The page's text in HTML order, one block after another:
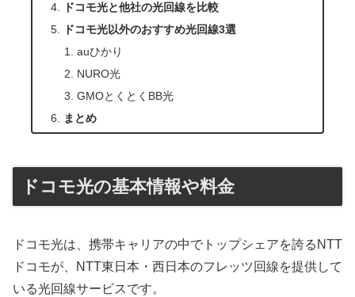
ドコモ光と他社の光回線を比較
ドコモ光以外のおすすめ光回線3選
auひかり
NURO光
GMOとくとくBB光
まとめ
ドコモ光の基本情報や料金
ドコモ光は、携帯キャリアの中でトップシェアを誇るNTT
ドコモが、NTT東日本・西日本のフレッツ回線を提供して
いる光回線サービスです。